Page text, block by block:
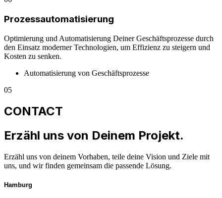
Prozessautomatisierung
Optimierung und Automatisierung Deiner Geschäftsprozesse durch
den Einsatz moderner Technologien, um Effizienz zu steigern und
Kosten zu senken.
Automatisierung von Geschäftsprozesse
05
CONTACT
Erzähl uns von Deinem Projekt.
Erzähl uns von deinem Vorhaben, teile deine Vision und Ziele mit
uns, und wir finden gemeinsam die passende Lösung.
Hamburg